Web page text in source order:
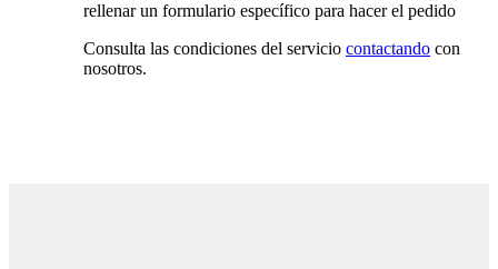
rellenar un formulario específico para hacer el pedido
Consulta las condiciones del servicio contactando con
nosotros.